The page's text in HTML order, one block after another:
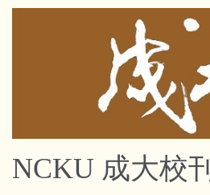
跳
NCKU 成大校刊